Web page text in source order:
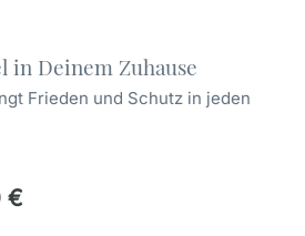
in Deinem Zuhause
Frieden und Schutz in jeden
€